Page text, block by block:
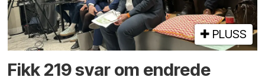
PLUSS
Fikk 219 svar om endrede